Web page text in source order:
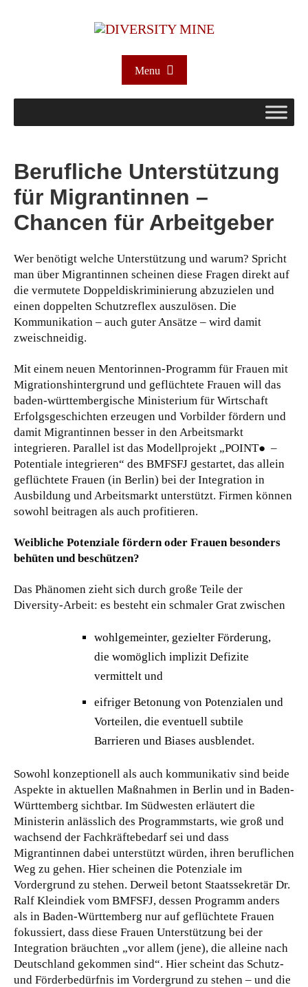
Menu
Berufliche Unterstützung
für Migrantinnen –
Chancen für Arbeitgeber
Wer benötigt welche Unterstützung und warum? Spricht
man über Migrantinnen scheinen diese Fragen direkt auf
die vermutete Doppeldiskriminierung abzuzielen und
einen doppelten Schutzreflex auszulösen. Die
Kommunikation – auch guter Ansätze – wird damit
zweischneidig.
Mit einem neuen Mentorinnen-Programm für Frauen mit
Migrationshintergrund und geflüchtete Frauen will das
baden-württembergische Ministerium für Wirtschaft
Erfolgsgeschichten erzeugen und Vorbilder fördern und
damit Migrantinnen besser in den Arbeitsmarkt
integrieren. Parallel ist das Modellprojekt „POINT● –
Potentiale integrieren“ des BMFSFJ gestartet, das allein
geflüchtete Frauen (in Berlin) bei der Integration in
Ausbildung und Arbeitsmarkt unterstützt. Firmen können
sowohl beitragen als auch profitieren.
Weibliche Potenziale fördern oder Frauen besonders
behüten und beschützen?
Das Phänomen zieht sich durch große Teile der
Diversity-Arbeit: es besteht ein schmaler Grat zwischen
wohlgemeinter, gezielter Förderung,
die womöglich implizit Defizite
vermittelt und
eifriger Betonung von Potenzialen und
Vorteilen, die eventuell subtile
Barrieren und Biases ausblendet.
Sowohl konzeptionell als auch kommunikativ sind beide
Aspekte in aktuellen Maßnahmen in Berlin und in Baden-
Württemberg sichtbar. Im Südwesten erläutert die
Ministerin anlässlich des Programmstarts, wie groß und
wachsend der Fachkräftebedarf sei und dass
Migrantinnen dabei unterstützt würden, ihren beruflichen
Weg zu gehen. Hier scheinen die Potenziale im
Vordergrund zu stehen. Derweil betont Staatssekretär Dr.
Ralf Kleindiek vom BMFSFJ, dessen Programm anders
als in Baden-Württemberg nur auf geflüchtete Frauen
fokussiert, dass diese Frauen Unterstützung bei der
Integration bräuchten „vor allem (jene), die alleine nach
Deutschland gekommen sind“. Hier scheint das Schutz-
und Förderbedürfnis im Vordergrund zu stehen – und die